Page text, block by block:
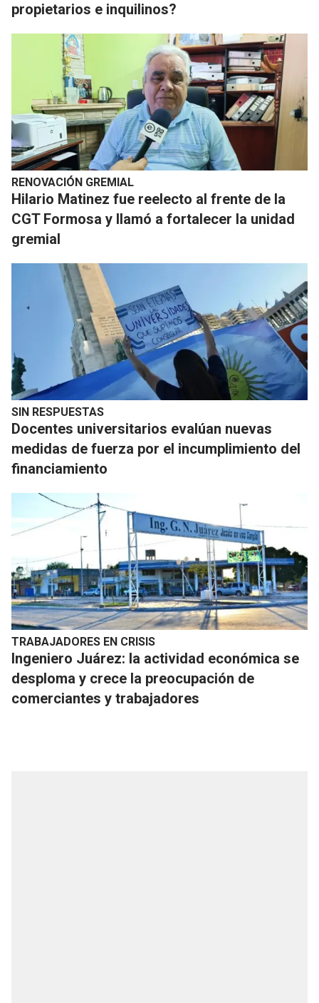
propietarios e inquilinos?
RENOVACIÓN GREMIAL
Hilario Matinez fue reelecto al frente de la
CGT Formosa y llamó a fortalecer la unidad
gremial
SIN RESPUESTAS
Docentes universitarios evalúan nuevas
medidas de fuerza por el incumplimiento del
financiamiento
TRABAJADORES EN CRISIS
Ingeniero Juárez: la actividad económica se
desploma y crece la preocupación de
comerciantes y trabajadores